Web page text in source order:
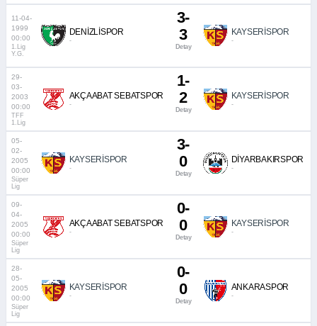
11-04-
1999
00:00
1.Lig
Y.G.
DENİZLİSPOR
-
3-
3
Detay
KAYSERİSPOR
-
29-
03-
2003
00:00
TFF
1.Lig
AKÇAABAT SEBATSPOR
-
1-
2
Detay
KAYSERİSPOR
-
05-
02-
2005
00:00
Süper
Lig
KAYSERİSPOR
-
3-
0
Detay
DİYARBAKIRSPOR
-
09-
04-
2005
00:00
Süper
Lig
AKÇAABAT SEBATSPOR
-
0-
0
Detay
KAYSERİSPOR
-
28-
05-
2005
00:00
Süper
Lig
KAYSERİSPOR
-
0-
0
Detay
ANKARASPOR
-